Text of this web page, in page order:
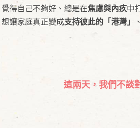
覺得自己不夠好、總是在焦慮與內疚中
想讓家庭真正變成支持彼此的「港灣」
這兩天，我們不談